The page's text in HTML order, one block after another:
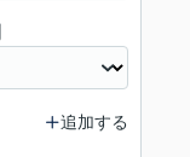
追加する